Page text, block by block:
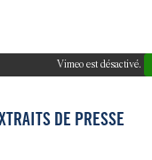
Vimeo est désactivé.
DE PRESSE